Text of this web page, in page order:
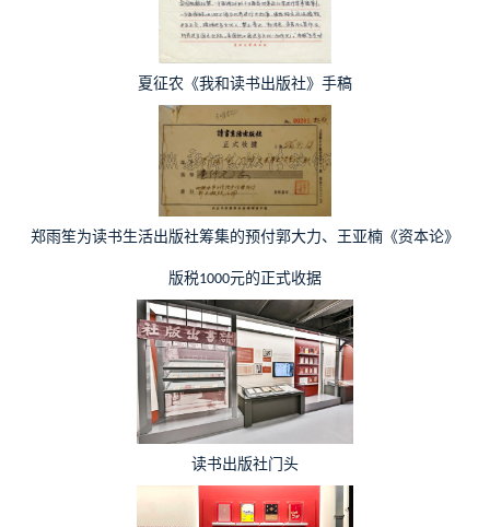
夏征农《我和读书出版社》手稿
郑雨笙为读书生活出版社筹集的预付郭大力、王亚楠《资本论》
版税1000元的正式收据
读书出版社门头